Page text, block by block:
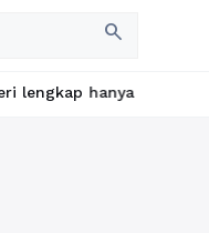
search
di